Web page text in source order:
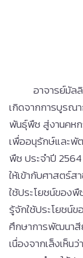
อาจารย์มัล
เกิดจากการบูรณ
พันธุ์พืช สู่งานคห
เพื่ออนุรักษ์และพั
พืช ประจำปี 2564
ให้เข้ากับศาสตร์ส
ใช้ประโยชน์ของ
รู้จักใช้ประโยชน์
ศึกษาการพัฒนาสี
เนื่องจากเล็งเห็